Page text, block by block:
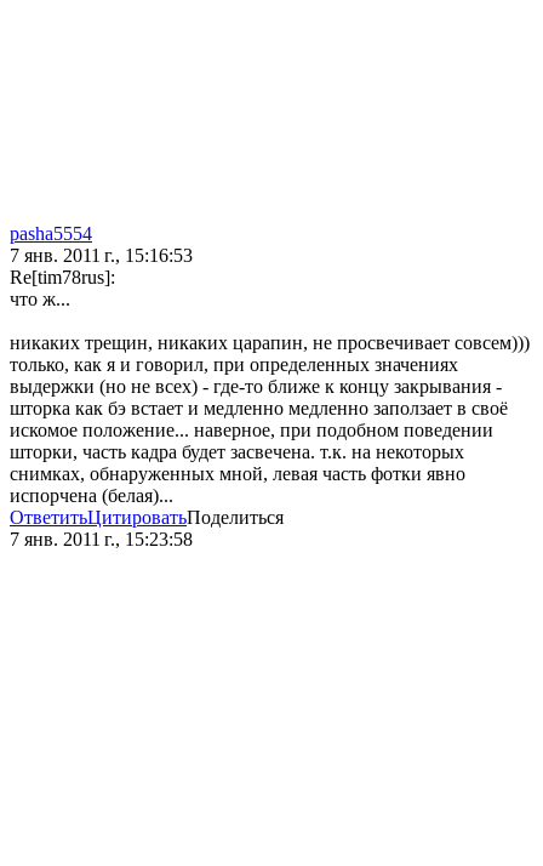
pasha5554
7 янв. 2011 г., 15:16:53
Re[tim78rus]:
что ж...
никаких трещин, никаких царапин, не просвечивает совсем)))
только, как я и говорил, при определенных значениях
выдержки (но не всех) - где-то ближе к концу закрывания -
шторка как бэ встает и медленно медленно заползает в своё
искомое положение... наверное, при подобном поведении
шторки, часть кадра будет засвечена. т.к. на некоторых
снимках, обнаруженных мной, левая часть фотки явно
испорчена (белая)...
ОтветитьЦитироватьПоделиться
7 янв. 2011 г., 15:23:58